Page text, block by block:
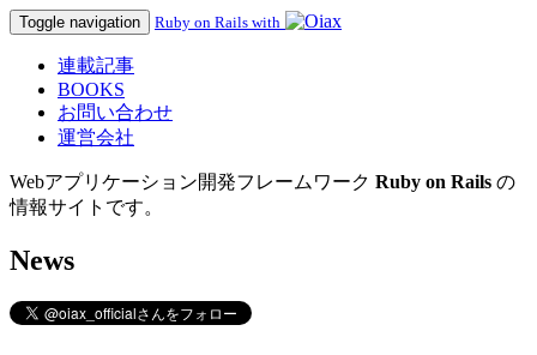
Toggle navigation Ruby on Rails with
連載記事
BOOKS
お問い合わせ
運営会社
Webアプリケーション開発フレームワーク Ruby on Rails の
情報サイトです。
News